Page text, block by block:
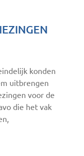
konden
uitbrengen
voor de
die het vak